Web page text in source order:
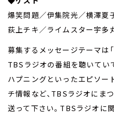
爆笑問題／伊集院光／横澤夏
荻上チキ／ライムスター宇
募集するメッセージテーマは
TBSラジオの番組を聴いてい
ハプニングといったエピソー
チ情報など、TBSラジオにま
送って下さい。TBSラジオに